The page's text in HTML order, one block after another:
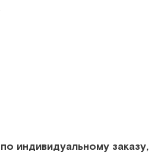
индивидуальному заказу,